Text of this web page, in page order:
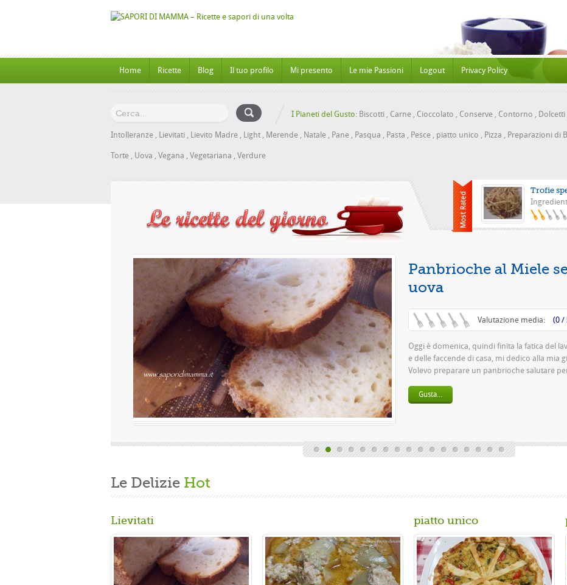
Home Ricette Blog Il tuo profilo Mi presento Le mie Passioni Logout Privacy Policy
I Pianeti del Gusto: Biscotti , Carne , Cioccolato , Conserve , Contorno , Dolcetti
Intolleranze , Lievitati , Lievito Madre , Light , Merende , Natale , Pane , Pasqua , Pasta , Pesce , piatto unico , Pizza , Preparazioni di
Torte , Uova , Vegana , Vegetariana , Verdure
Trofie
al Miele senza
quindi finita la fatica del lavoro settimanale
di casa, mi dedico alla mia grande passione.
Pizza
Questa è una
pasta 500 g di
Le Delizie Hot
Lievitati piatto unico